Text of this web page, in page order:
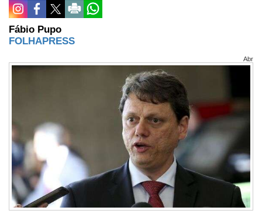
Fábio Pupo
FOLHAPRESS
Abr